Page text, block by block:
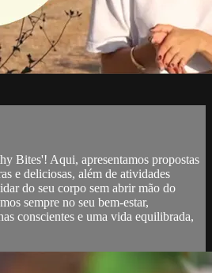
Bites'! Aqui, apresentamos propostas
e deliciosas, além de atividades
do seu corpo sem abrir mão do
sempre no seu bem-estar,
conscientes e uma vida equilibrada,